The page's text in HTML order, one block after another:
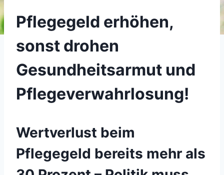
Pflegegeld erhöhen,
sonst drohen
Gesundheitsarmut und
Pflegeverwahrlosung!
Wertverlust beim
Pflegegeld bereits mehr als